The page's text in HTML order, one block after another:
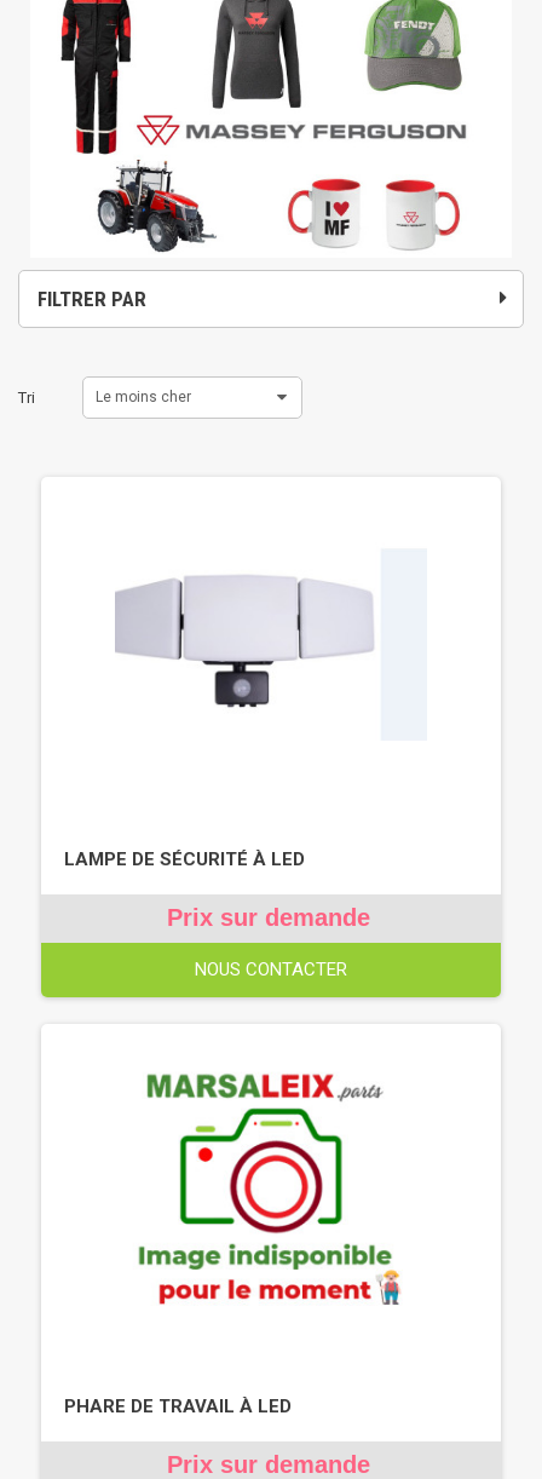
FILTRER PAR
Tri Le moins cher
LAMPE DE SÉCURITÉ À LED
Prix sur demande
NOUS CONTACTER
PHARE DE TRAVAIL À LED
Prix sur demande